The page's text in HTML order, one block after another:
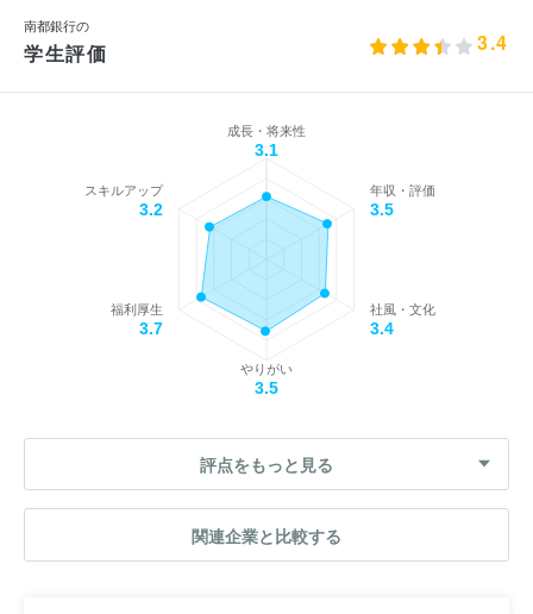
南都銀行の
学生評価 3.4
成長・将来性
3.1
年収・評価
3.5
社風・文化
3.4
やりがい
3.5
福利厚生
3.7
スキルアップ
3.2
評点をもっと見る
関連企業と比較する